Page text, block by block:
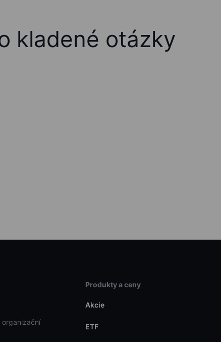
kladené otázky
organizační
Produkty a ceny
Akcie
ETF